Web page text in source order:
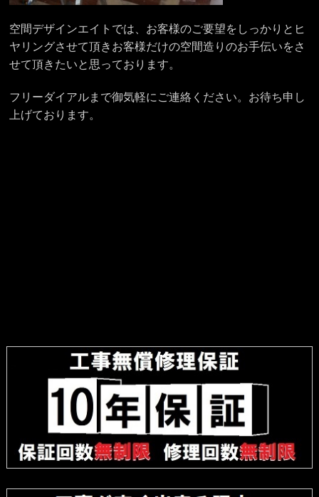
空間デザインエイトでは、お客様のご要望をしっかりとヒ
ヤリングさせて頂きお客様だけの空間造りのお手伝いをさ
せて頂きたいと思っております。
フリーダイアルまで御気軽にご連絡ください。お待ち申し
上げております。